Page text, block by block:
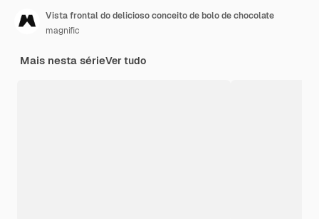
Vista frontal do delicioso conceito de bolo de chocolate
magnific
Mais nesta sérieVer tudo